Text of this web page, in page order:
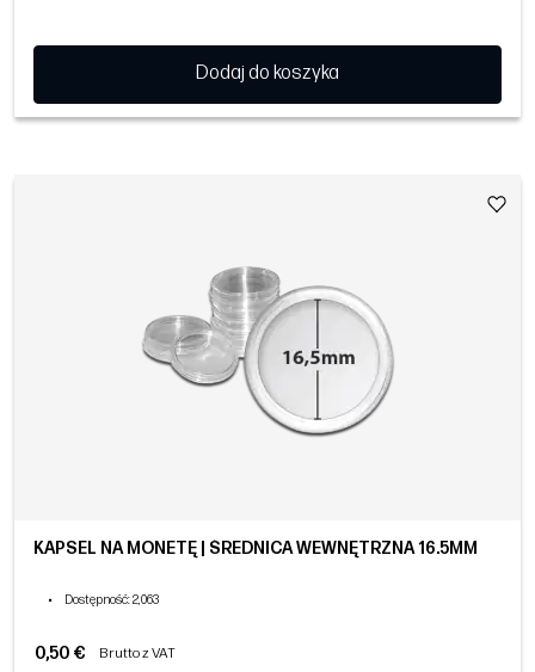
Dodaj do koszyka
KAPSEL NA MONETĘ | ŚREDNICA WEWNĘTRZNA 16.5MM
• Dostępność: 2,063
0,50 € Brutto z VAT